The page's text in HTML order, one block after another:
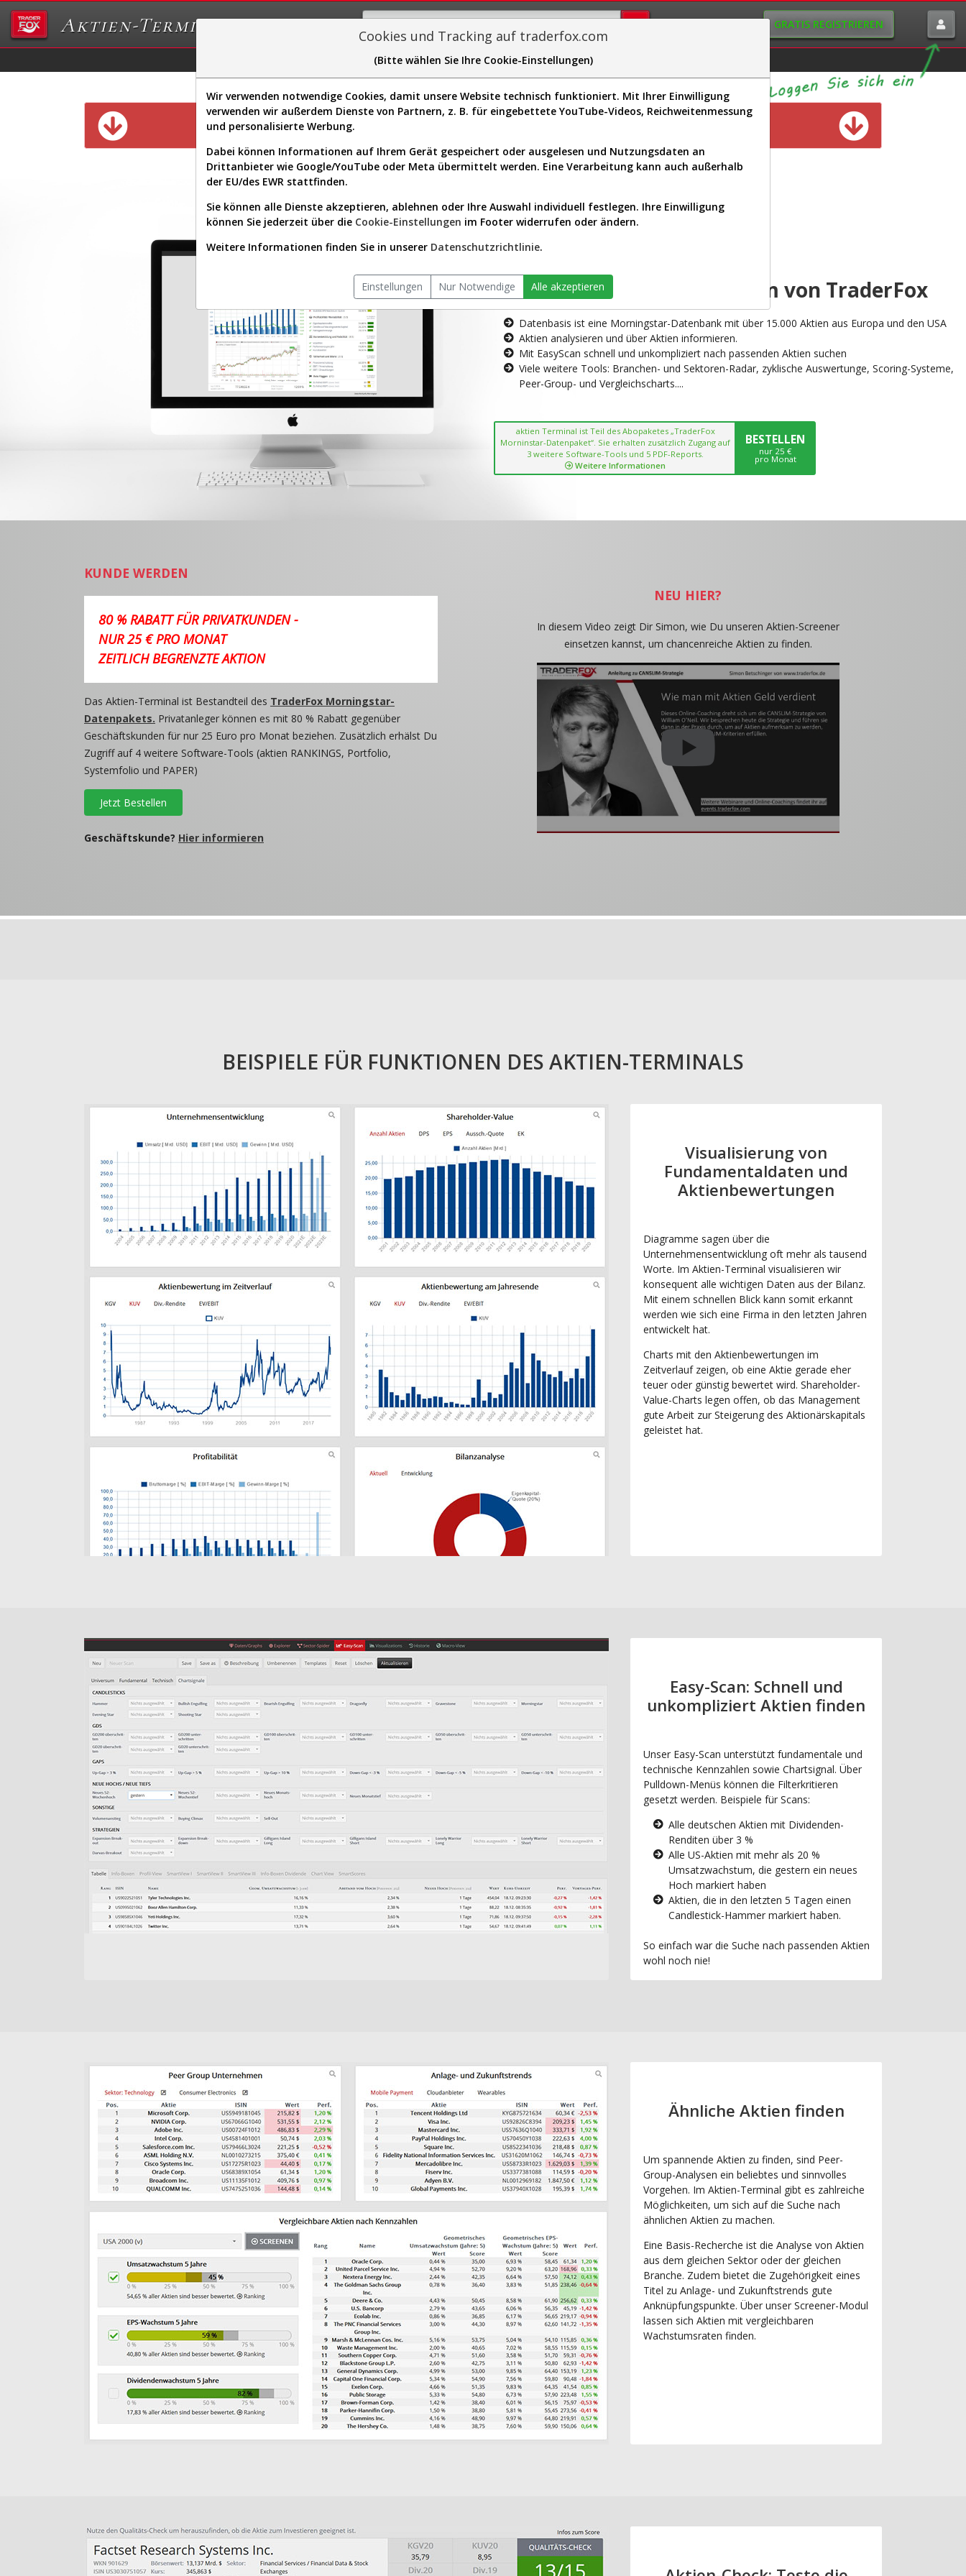
Aktien-Terminal GRATIS REGISTRIEREN
Sector-Spider Easy-Scan Visualizations
Diese Funktion ist nur für Premium-Kunden verfügbar
AKTIEN-TERMINAL
Die Aktienanalyse-Plattform von TraderFox
Datenbasis ist eine Morningstar-Datenbank mit über 15.000 Aktien aus Europa und den USA
Aktien analysieren und über Aktien informieren.
Mit EasyScan schnell und unkompliziert nach passenden Aktien suchen
Viele weitere Tools: Branchen- und Sektoren-Radar, zyklische Auswertunge, Scoring-Systeme,
Peer-Group- und Vergleichscharts....
aktien Terminal ist Teil des Abopaketes „TraderFox
Morninstar-Datenpaket“. Sie erhalten zusätzlich Zugang auf
3 weitere Software-Tools und 5 PDF-Reports.
Weitere Informationen
BESTELLEN
nur 25 €
pro Monat
KUNDE WERDEN
80 % RABATT FÜR PRIVATKUNDEN -
NUR 25 € PRO MONAT
ZEITLICH BEGRENZTE AKTION
Das Aktien-Terminal ist Bestandteil des TraderFox Morningstar-
Datenpakets. Privatanleger können es mit 80 % Rabatt gegenüber
Geschäftskunden für nur 25 Euro pro Monat beziehen. Zusätzlich erhälst Du
Zugriff auf 4 weitere Software-Tools (aktien RANKINGS, Portfolio,
Systemfolio und PAPER)
Jetzt Bestellen
Geschäftskunde? Hier informieren
NEU HIER?
In diesem Video zeigt Dir Simon, wie Du unseren Aktien-Screener
einsetzen kannst, um chancenreiche Aktien zu finden.
BEISPIELE FÜR FUNKTIONEN DES AKTIEN-TERMINALS
Visualisierung von
Fundamentaldaten und
Aktienbewertungen
Diagramme sagen über die
Unternehmensentwicklung oft mehr als tausend
Worte. Im Aktien-Terminal visualisieren wir
konsequent alle wichtigen Daten aus der Bilanz.
Mit einem schnellen Blick kann somit erkannt
werden wie sich eine Firma in den letzten Jahren
entwickelt hat.
Charts mit den Aktienbewertungen im
Zeitverlauf zeigen, ob eine Aktie gerade eher
teuer oder günstig bewertet wird. Shareholder-
Value-Charts legen offen, ob das Management
gute Arbeit zur Steigerung des Aktionärskapitals
geleistet hat.
Easy-Scan: Schnell und
unkompliziert Aktien finden
Unser Easy-Scan unterstützt fundamentale und
technische Kennzahlen sowie Chartsignal. Über
Pulldown-Menüs können die Filterkritieren
gesetzt werden. Beispiele für Scans:
Alle deutschen Aktien mit Dividenden-
Renditen über 3 %
Alle US-Aktien mit mehr als 20 %
Umsatzwachstum, die gestern ein neues
Hoch markiert haben
Aktien, die in den letzten 5 Tagen einen
Candlestick-Hammer markiert haben.
So einfach war die Suche nach passenden Aktien
wohl noch nie!
Ähnliche Aktien finden
Um spannende Aktien zu finden, sind Peer-
Group-Analysen ein beliebtes und sinnvolles
Vorgehen. Im Aktien-Terminal gibt es zahlreiche
Möglichkeiten, um sich auf die Suche nach
ähnlichen Aktien zu machen.
Eine Basis-Recherche ist die Analyse von Aktien
aus dem gleichen Sektor oder der gleichen
Branche. Zudem bietet die Zugehörigkeit eines
Titel zu Anlage- und Zukunftstrends gute
Anknüpfungspunkte. Über unser Screener-Modul
lassen sich Aktien mit vergleichbaren
Wachstumsraten finden.
Cookies und Tracking auf traderfox.com
(Bitte wählen Sie Ihre Cookie-Einstellungen)
Wir verwenden notwendige Cookies, damit unsere Website technisch funktioniert. Mit Ihrer Einwilligung
verwenden wir außerdem Dienste von Partnern, z. B. für eingebettete YouTube-Videos, Reichweitenmessung
und personalisierte Werbung.
Dabei können Informationen auf Ihrem Gerät gespeichert oder ausgelesen und Nutzungsdaten an
Drittanbieter wie Google/YouTube oder Meta übermittelt werden. Eine Verarbeitung kann auch außerhalb
der EU/des EWR stattfinden.
Sie können alle Dienste akzeptieren, ablehnen oder Ihre Auswahl individuell festlegen. Ihre Einwilligung
können Sie jederzeit über die Cookie-Einstellungen im Footer widerrufen oder ändern.
Weitere Informationen finden Sie in unserer Datenschutzrichtlinie.
Einstellungen Nur Notwendige Alle akzeptieren